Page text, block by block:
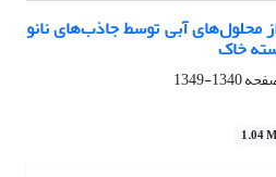
آبی توسط جاذب‌های نانو
خاک
1340-1349
1.04 M